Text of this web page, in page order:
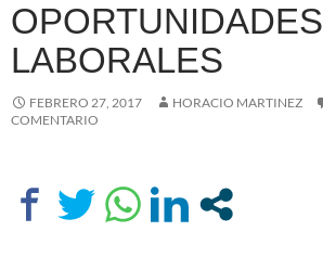
OPORTUNIDADES
LABORALES
FEBRERO 27, 2017 HORACIO MARTINEZ
COMENTARIO